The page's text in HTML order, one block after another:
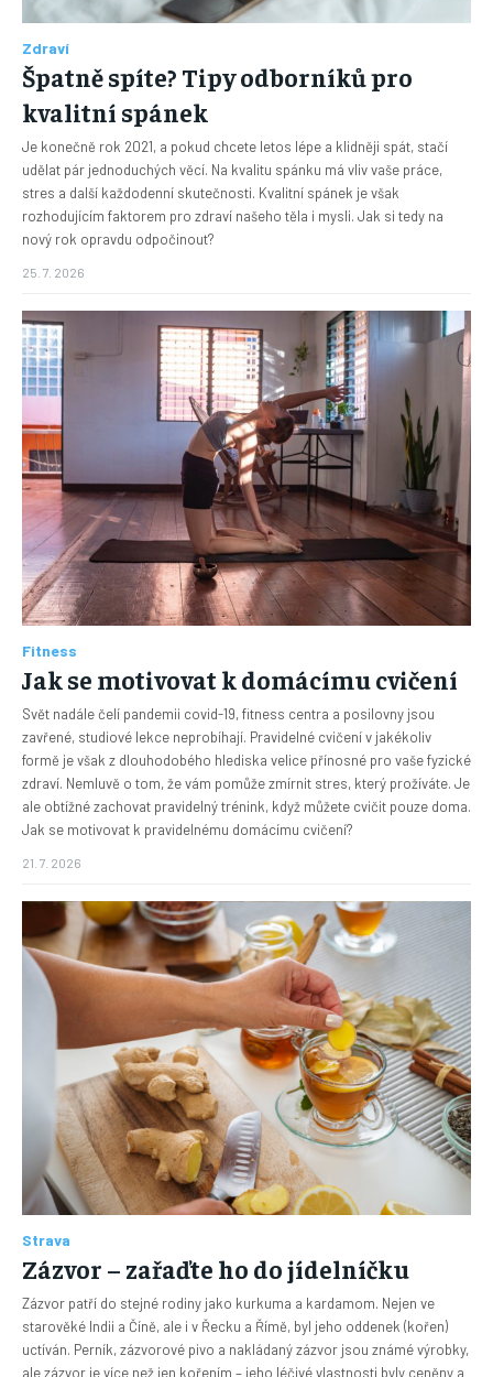
Zdraví
Špatně spíte? Tipy odborníků pro
kvalitní spánek
Je konečně rok 2021, a pokud chcete letos lépe a klidněji spát, stačí
udělat pár jednoduchých věcí. Na kvalitu spánku má vliv vaše práce,
stres a další každodenní skutečnosti. Kvalitní spánek je však
rozhodujícím faktorem pro zdraví našeho těla i mysli. Jak si tedy na
nový rok opravdu odpočinout?
25. 7. 2026
Fitness
Jak se motivovat k domácímu cvičení
Svět nadále čelí pandemii covid-19, fitness centra a posilovny jsou
zavřené, studiové lekce neprobíhají. Pravidelné cvičení v jakékoliv
formě je však z dlouhodobého hlediska velice přínosné pro vaše fyzické
zdraví. Nemluvě o tom, že vám pomůže zmírnit stres, který prožíváte. Je
ale obtížné zachovat pravidelný trénink, když můžete cvičit pouze doma.
Jak se motivovat k pravidelnému domácímu cvičení?
21. 7. 2026
Strava
Zázvor – zařaďte ho do jídelníčku
Zázvor patří do stejné rodiny jako kurkuma a kardamom. Nejen ve
starověké Indii a Číně, ale i v Řecku a Římě, byl jeho oddenek (kořen)
uctíván. Perník, zázvorové pivo a nakládaný zázvor jsou známé výrobky,
ale zázvor je více než jen kořením – jeho léčivé vlastnosti byly ceněny a